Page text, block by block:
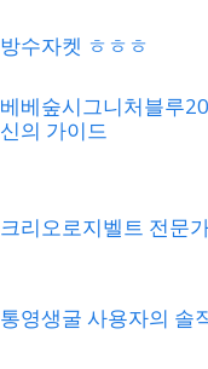
방수자켓 ㅎㅎㅎ
베베숲시그니처블루
신의 가이드
크리오로지벨트 전문
통영생굴 사용자의 솔